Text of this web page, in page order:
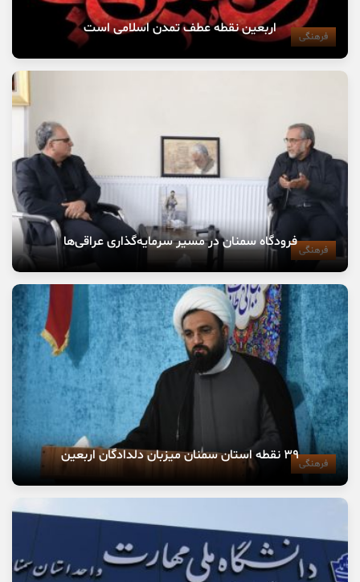
فرهنگی اربعین نقطه عطف تمدن اسلامی است
فرهنگیفرودگاه سمنان در مسیر سرمایه‌گذاری عراقی‌ها
فرهنگی۳۹ نقطه استان سمنان میزبان دلدادگان اربعین